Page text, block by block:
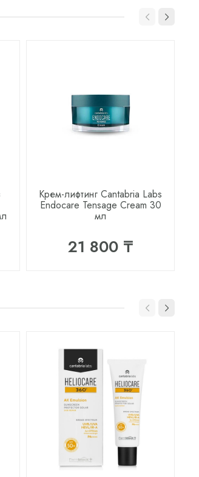
Крем-лифтинг Cantabria Labs
Endocare Tensage Cream 30
мл
21 800 ₸